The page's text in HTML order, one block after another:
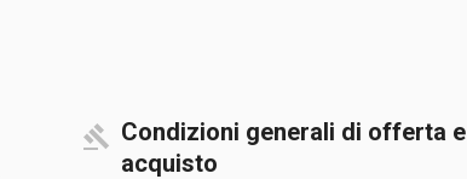
Condizioni generali di offerta e
acquisto